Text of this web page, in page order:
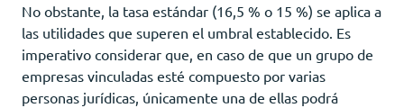
No obstante, la tasa estándar (16,5 % o 15 %) se aplica a
las utilidades que superen el umbral establecido. Es
imperativo considerar que, en caso de que un grupo de
empresas vinculadas esté compuesto por varias
personas jurídicas, únicamente una de ellas podrá